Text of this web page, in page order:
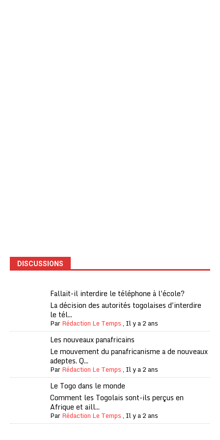
DISCUSSIONS
Fallait-il interdire le téléphone à l'école?
La décision des autorités togolaises d'interdire
le tél...
ParRédaction Le Temps, Il y a 2 ans
Les nouveaux panafricains
Le mouvement du panafricanisme a de nouveaux
adeptes. Q...
ParRédaction Le Temps, Il y a 2 ans
Le Togo dans le monde
Comment les Togolais sont-ils perçus en
Afrique et aill...
ParRédaction Le Temps, Il y a 2 ans